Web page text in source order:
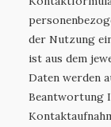
der Nutzung
ist aus dem
Daten werden
Beantwortung